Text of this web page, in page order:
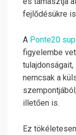
fejlődésükre
A Ponte20
figyelembe
nemcsak a
illetően is.
Ez